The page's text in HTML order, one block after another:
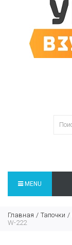
MENU
Главная Тапочки
W-222